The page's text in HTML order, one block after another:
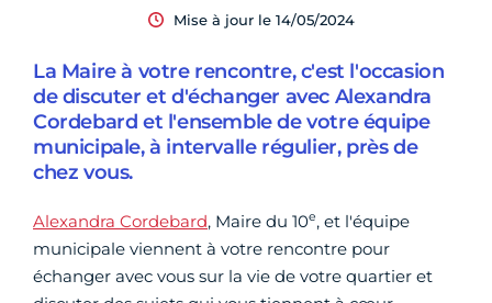
Mise à jour le 14/05/2024
La Maire à votre rencontre, c'est l'occasion
de discuter et d'échanger avec Alexandra
Cordebard et l'ensemble de votre équipe
municipale, à intervalle régulier, près de
chez vous.
Alexandra Cordebard, Maire du 10e, et l'équipe
municipale viennent à votre rencontre pour
échanger avec vous sur la vie de votre quartier et